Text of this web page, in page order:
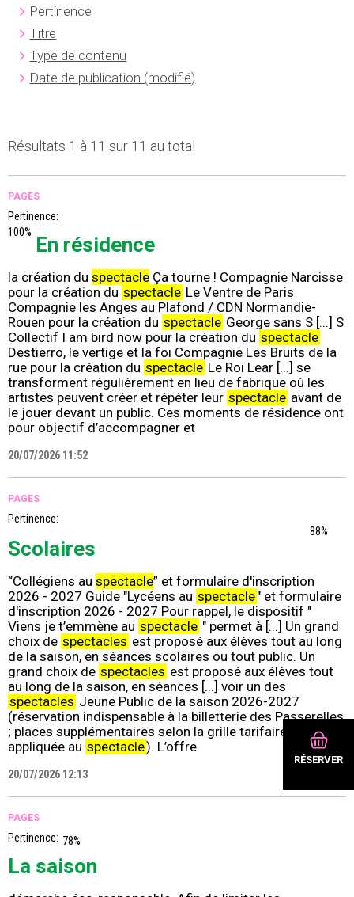
RÉSERVER
Pertinence
Titre
Type de contenu
Date de publication (modifié)
Résultats 1 à 11 sur 11 au total
PAGES
Pertinence:
100%
En résidence
la création du spectacle Ça tourne ! Compagnie Narcisse
pour la création du spectacle Le Ventre de Paris
Compagnie les Anges au Plafond / CDN Normandie-
Rouen pour la création du spectacle George sans S [...] S
Collectif I am bird now pour la création du spectacle
Destierro, le vertige et la foi Compagnie Les Bruits de la
rue pour la création du spectacle Le Roi Lear [...] se
transforment régulièrement en lieu de fabrique où les
artistes peuvent créer et répéter leur spectacle avant de
le jouer devant un public. Ces moments de résidence ont
pour objectif d’accompagner et
20/07/2026 11:52
PAGES
Pertinence:
88%
Scolaires
“Collégiens au spectacle” et formulaire d'inscription
2026 - 2027 Guide "Lycéens au spectacle" et formulaire
d'inscription 2026 - 2027 Pour rappel, le dispositif "
Viens je t’emmène au spectacle " permet à [...] Un grand
choix de spectacles est proposé aux élèves tout au long
de la saison, en séances scolaires ou tout public. Un
grand choix de spectacles est proposé aux élèves tout
au long de la saison, en séances [...] voir un des
spectacles Jeune Public de la saison 2026-2027
(réservation indispensable à la billetterie des Passerelles
; places supplémentaires selon la grille tarifaire
appliquée au spectacle). L’offre
20/07/2026 12:13
PAGES
Pertinence: 78%
La saison